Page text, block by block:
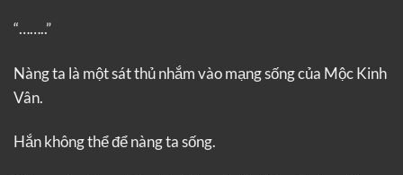
“……..”
Nàng ta là một sát thủ nhắm vào mạng sống của Mộc Kinh
Vân.
Hắn không thể để nàng ta sống.